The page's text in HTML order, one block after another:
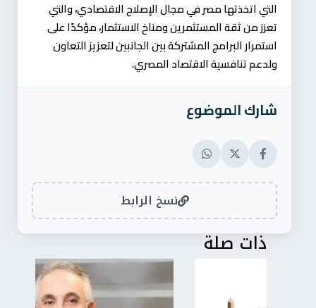
التي اتخذتها مصر في مجال الإصلاح الاقتصادي، والتي
تعزز من ثقة المستثمرين ومناخ الاستثمار، مؤكدًا على
استمرار البرامج المشتركة بين الجانبين لتعزيز التعاون
ولدعم تنافسية الاقتصاد المصري.
شارك الموضوع
نسخ الرابط
ذات صلة